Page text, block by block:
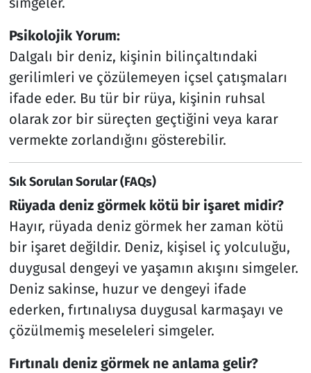
Psikolojik Yorum:
Dalgalı bir deniz, kişinin bilinçaltındaki
gerilimleri ve çözülemeyen içsel çatışmaları
ifade eder. Bu tür bir rüya, kişinin ruhsal
olarak zor bir süreçten geçtiğini veya karar
vermekte zorlandığını gösterebilir.
Sık Sorulan Sorular (FAQs)
Rüyada deniz görmek kötü bir işaret midir?
Hayır, rüyada deniz görmek her zaman kötü
bir işaret değildir. Deniz, kişisel iç yolculuğu,
duygusal dengeyi ve yaşamın akışını simgeler.
Deniz sakinse, huzur ve dengeyi ifade
ederken, fırtınalıysa duygusal karmaşayı ve
çözülmemiş meseleleri simgeler.
Fırtınalı deniz görmek ne anlama gelir?